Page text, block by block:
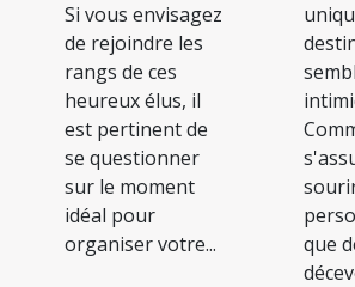
Si vous envisagez
de rejoindre les
rangs de ces
heureux élus, il
est pertinent de
se questionner
sur le moment
idéal pour
organiser votre...
que